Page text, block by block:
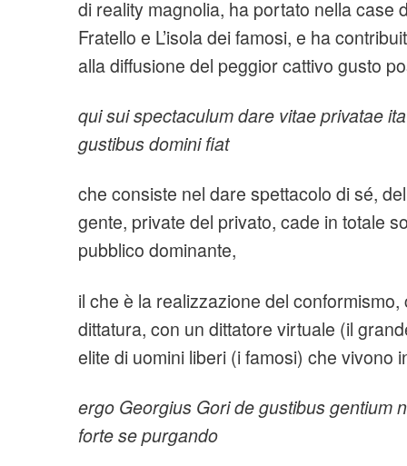
di reality magnolia, ha portato nella case
Fratello e L’isola dei famosi, e ha
alla diffusione del peggior cattivo gusto
qui sui spectaculum dare vitae privatae
gustibus domini fiat
che consiste nel dare spettacolo di sé,
gente, private del privato, cade in totale
pubblico dominante,
il che è la realizzazione del
dittatura, con un dittatore virtuale (il
elite di uomini liberi (i famosi) che vivono
ergo Georgius Gori de gustibus gentium
forte se purgando